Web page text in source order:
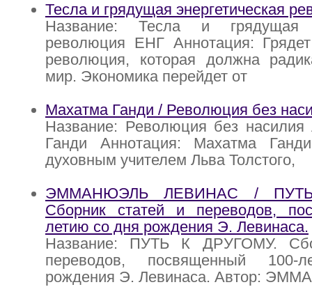
Тесла и грядущая энергетическая
Название: Тесла и грядущая
революция ЕНГ Аннотация: Грядет
революция, которая должна
мир. Экономика перейдет от
Махатма Ганди / Революция без
Название: Революция без
Ганди Аннотация: Махатма
духовным учителем Льва Толстого,
ЭММАНЮЭЛЬ ЛЕВИНАС /
Сборник статей и переводов,
летию со дня рождения Э. Левинаса.
Название: ПУТЬ К ДРУГОМУ.
переводов, посвященный
рождения Э. Левинаса. Автор: